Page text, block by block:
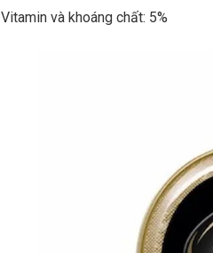
Vitamin và khoáng chất: 5%